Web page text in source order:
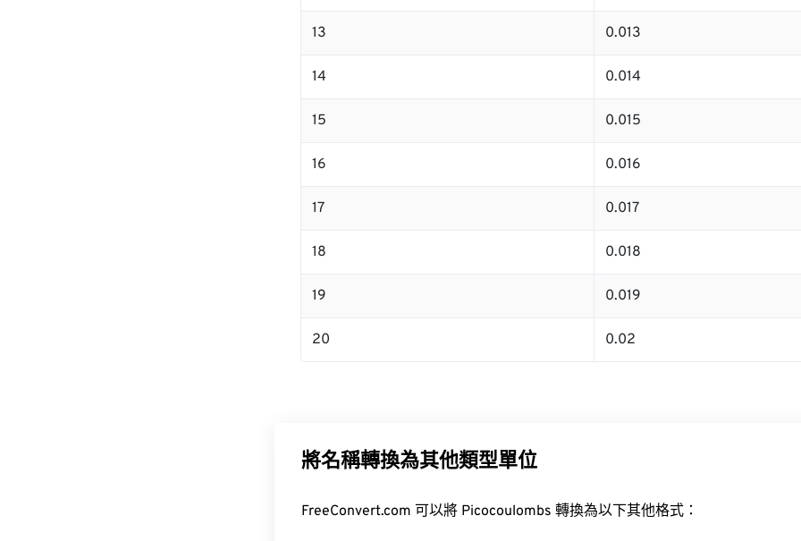
13 0.013
14 0.014
15 0.015
16 0.016
17 0.017
18 0.018
19 0.019
20 0.02
將名稱轉換為其他類型單位
FreeConvert.com 可以將 Picocoulombs 轉換為以下其他格式：